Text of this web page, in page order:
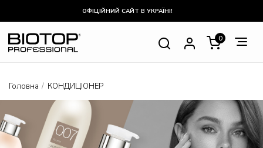
NULL
ОФІЦІЙНИЙ САЙТ В УКРАЇНІ!
0
Головна КОНДИЦІОНЕР